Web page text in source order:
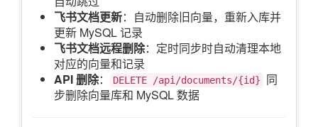
飞书文档更新：自动删除旧向量，重新入库并
更新 MySQL 记录
飞书文档远程删除：定时同步时自动清理本地
对应的向量和记录
API 删除： DELETE /api/documents/{id}
同
步删除向量库和 MySQL 数据